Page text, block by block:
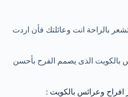
بالراحة انت وعائلتك فأن اردت
بالكويت الذى يصمم الفرح بأحسن
وعرائس بالكويت :